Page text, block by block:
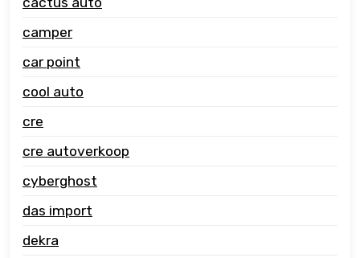
camper
car point
cool auto
cre
cre autoverkoop
cyberghost
das import
dekra